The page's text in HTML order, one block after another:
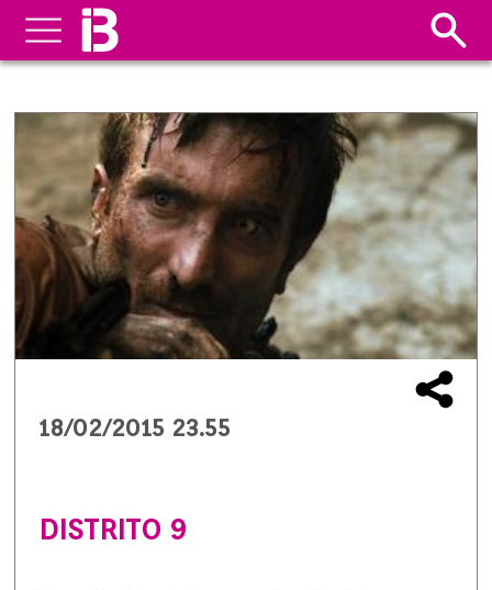
18/02/2015 23.55
DISTRITO 9